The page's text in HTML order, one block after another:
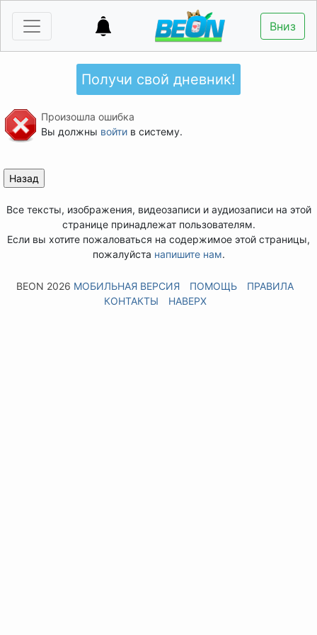
Вниз
Получи свой дневник!
Произошла ошибка
Вы должны войтив систему.
Все тексты, изображения, видеозаписи и аудиозаписи на этой
странице принадлежат пользователям.
Если вы хотите пожаловаться на содержимое этой страницы,
пожалуйста напишите нам.
BEON 2026 МОБИЛЬНАЯ ВЕРСИЯ ПОМОЩЬ
ПРАВИЛА
КОНТАКТЫ
НАВЕРХ